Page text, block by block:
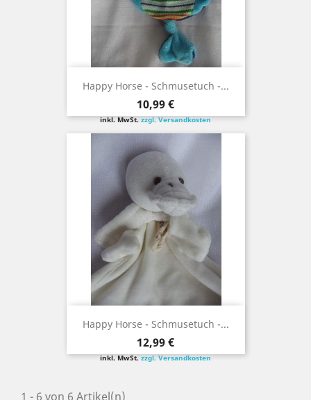
Happy Horse - Schmusetuch -...
Preis
10,99 €
inkl. MwSt.zzgl. Versandkosten
Happy Horse - Schmusetuch -...
Preis
12,99 €
inkl. MwSt.zzgl. Versandkosten
1 - 6 von 6 Artikel(n)